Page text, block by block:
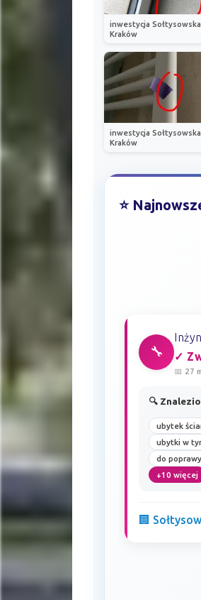
inwestycja Sołtysowska ,
Kraków
inwestycja Sołtysowska ,
Kraków
⭐
🔧
✓
📅 27
🔍
ubytek
ubytki w
do
+10 więcej
🏢